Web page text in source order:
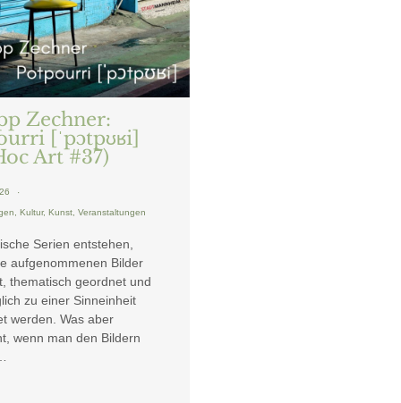
Zechner:
[ˈpɔtpʊʁi]
Art #37)
, Kultur, Kunst, Veranstaltungen
Serien entstehen,
aufgenommenen Bilder
thematisch geordnet und
zu einer Sinneinheit
werden. Was aber
wenn man den Bildern